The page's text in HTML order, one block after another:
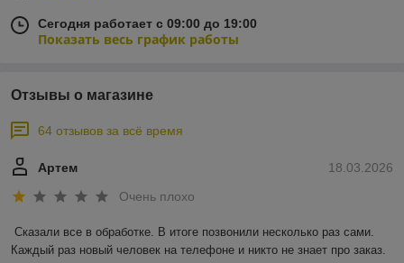
Сегодня работает с 09:00 до 19:00
Показать весь график работы
Отзывы о магазине
64 отзывов за всё время
18.03.2026
Артем
Очень плохо
Сказали все в обработке. В итоге позвонили несколько раз сами.
Каждый раз новый человек на телефоне и никто не знает про заказ.